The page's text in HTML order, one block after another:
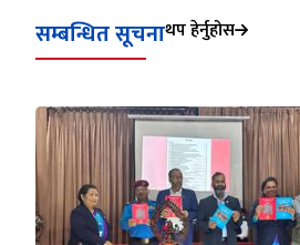
सम्बन्धित सूचनाथप हेर्नुहोस